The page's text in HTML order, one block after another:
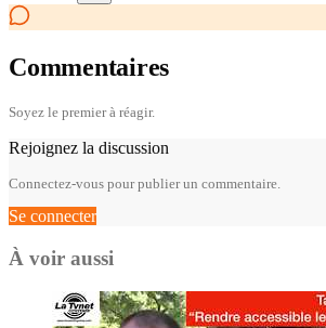
Commentaires
Soyez le premier à réagir.
Rejoignez la discussion
Connectez-vous pour publier un commentaire.
Se connecter
À voir aussi